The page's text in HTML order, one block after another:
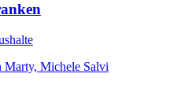
Marty, Michele Salvi